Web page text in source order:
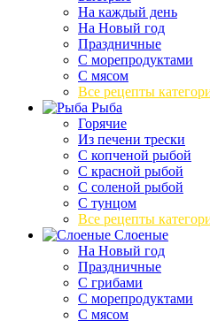
На каждый день
На Новый год
Праздничные
С морепродуктами
С мясом
Все рецепты
Рыба
Горячие
Из печени трески
С копченой рыбой
С красной рыбой
С соленой рыбой
С тунцом
Все рецепты
Слоеные
На Новый год
Праздничные
С грибами
С морепродуктами
С мясом